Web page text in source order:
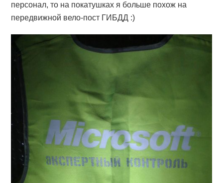
персонал, то на покатушках я больше похож на
передвижной вело-пост ГИБДД :)